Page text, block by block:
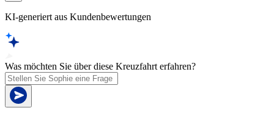
KI-generiert aus Kundenbewertungen
Was möchten Sie über diese Kreuzfahrt erfahren?